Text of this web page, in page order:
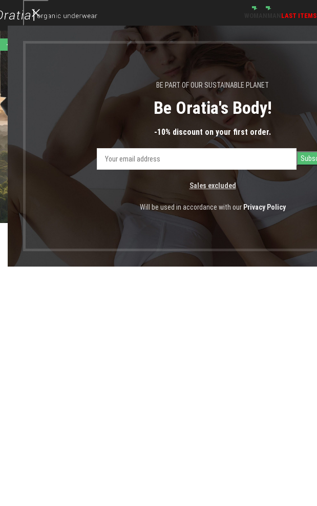
BE PART OF OUR SUSTAINABLE PLANET
Be Oratia's Body!
-10% discount on your first order.
Sales excluded
Will be used in accordance with our Privacy Policy
LAST ITEMS
-43%